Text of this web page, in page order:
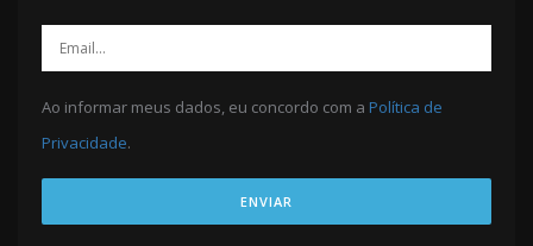
Ao informar meus dados, eu concordo com a Política de
Privacidade.
ENVIAR